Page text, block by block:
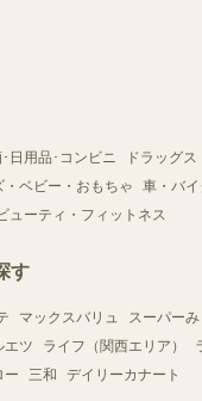
日用品･コンビニ ドラッグス
・ベビー・おもちゃ 車・バイ
ューティ・フィットネス
す
マックスバリュ スーパー
エツ ライフ（関西エリア）
ー 三和 デイリーカナート